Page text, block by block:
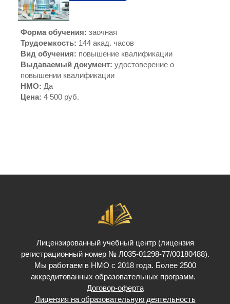
Форма обучения: заочная
Трудоемкость: 144 акад. часов
Вид обучения: повышение квалификации
Выдаваемый документ: удостоверение о
повышении квалификации
НМО: Да
Цена: 4 500 руб.
Лицензированный учебный центр (лицензия
регистрационный номер № Л035-01298-77/00180488).
Мы работаем в НМО с 2018 года. Более 2500
аккредитованных образовательных программ.
Договор-оферта
Лицензия на образовательную деятельность